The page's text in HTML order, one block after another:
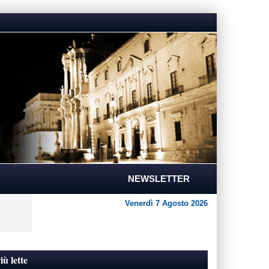
NEWSLETTER
Venerdì 7 Agosto 2026
lette